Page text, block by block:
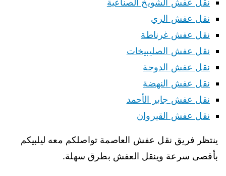
نقل عفش الري
نقل عفش غرناطة
نقل عفش الصليبيخات
نقل عفش الدوحة
نقل عفش النهضة
نقل عفش جابر الأحمد
نقل عفش القيروان
ينتظر فريق نقل عفش العاصمة تواصلكم معه ليلبيكم
بأقصى سرعة وينقل العفش بطرق سهلة.